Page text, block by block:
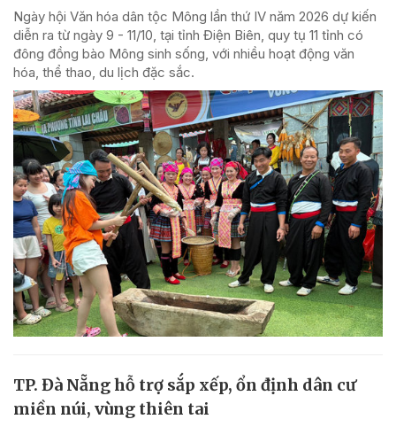
Ngày hội Văn hóa dân tộc Mông lần thứ IV năm 2026 dự kiến
diễn ra từ ngày 9 - 11/10, tại tỉnh Điện Biên, quy tụ 11 tỉnh có
đông đồng bào Mông sinh sống, với nhiều hoạt động văn
hóa, thể thao, du lịch đặc sắc.
TP. Đà Nẵng hỗ trợ sắp xếp, ổn định dân cư
miền núi, vùng thiên tai